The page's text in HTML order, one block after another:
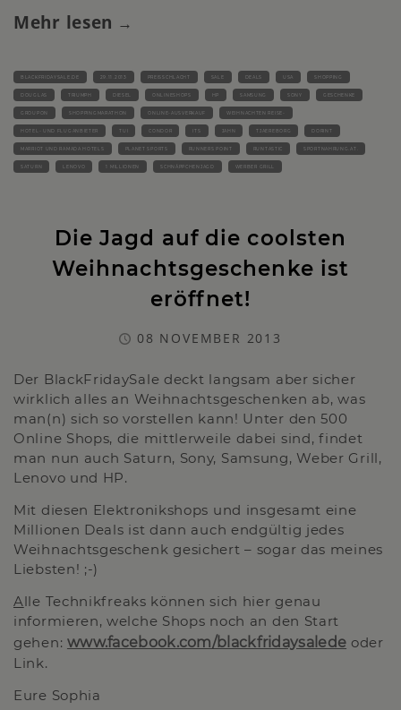
Mehr lesen
BLACKFRIDAYSALE.DE 29.11.2013 PREISSCHLACHT SALE DEALS USA SHOPPING
DOUGLAS TRIUMPH DIESEL ONLINESHOPS HP SAMSUNG SONY GESCHENKE
GROUPON SHOPPINGMARATHON ONLINE-AUSVERKAUF WEIHNACHTEN REISE-
HOTEL- UND FLUGANBIETER TUI CONDOR ITS JAHN TJAEREBORG DORINT
MARRIOT UND RAMADA HOTELS PLANET SPORTS RUNNERS POINT RUNTASTIC SPORTNAHRUNG.AT.
SATURN LENOVO 1 MILLIONEN SCHNÄPPCHENJAGD WERBER GRILL
Die Jagd auf die coolsten
Weihnachtsgeschenke ist
eröffnet!
08 NOVEMBER 2013
Der BlackFridaySale deckt langsam aber sicher
wirklich alles an Weihnachtsgeschenken ab, was
man(n) sich so vorstellen kann! Unter den 500
Online Shops, die mittlerweile dabei sind, findet
man nun auch Saturn, Sony, Samsung, Weber Grill,
Lenovo und HP.
Mit diesen Elektronikshops und insgesamt eine
Millionen Deals ist dann auch endgültig jedes
Weihnachtsgeschenk gesichert – sogar das meines
Liebsten! ;-)
Alle Technikfreaks können sich hier genau
informieren, welche Shops noch an den Start
gehen: www.facebook.com/blackfridaysalede oder
Link.
Eure Sophia